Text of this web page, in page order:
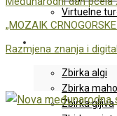
Virtuelne
Zbirka algi
Zbirka
Zbirka gljiva
„MOZAIK
Razmjena znanja i